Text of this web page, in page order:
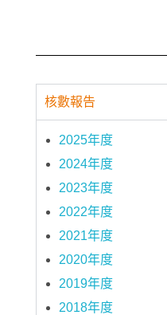
核數報告
2025年度
2024年度
2023年度
2022年度
2021年度
2020年度
2019年度
2018年度